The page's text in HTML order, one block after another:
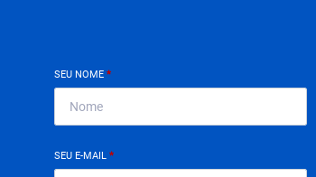
SEU NOME *
SEU E-MAIL *